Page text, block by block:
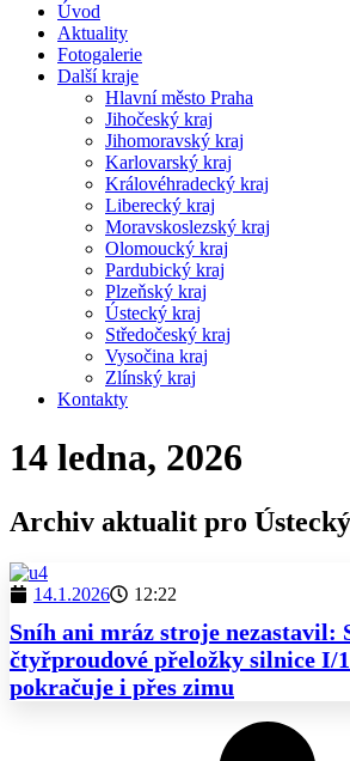
Úvod
Aktuality
Fotogalerie
Další kraje
Hlavní město Praha
Jihočeský kraj
Jihomoravský kraj
Karlovarský kraj
Královéhradecký kraj
Liberecký kraj
Moravskoslezský kraj
Olomoucký kraj
Pardubický kraj
Plzeňský kraj
Ústecký kraj
Středočeský kraj
Vysočina kraj
Zlínský kraj
Kontakty
14 ledna, 2026
Archiv aktualit pro
14.1.2026 12:22
Sníh ani mráz stroje nezastavil:
čtyřproudové přeložky silnice I/
pokračuje i přes zimu